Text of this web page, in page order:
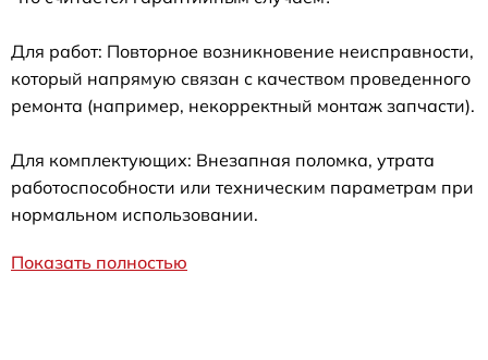
Для работ: Повторное возникновение неисправности,
который напрямую связан с качеством проведенного
ремонта (например, некорректный монтаж запчасти).
Для комплектующих: Внезапная поломка, утрата
работоспособности или техническим параметрам при
нормальном использовании.
Показать полностью